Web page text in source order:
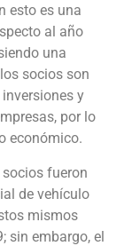
esto es una
al año
una
socios son
y
por lo
económico.
fueron
de vehículo
mismos
sin embargo, el